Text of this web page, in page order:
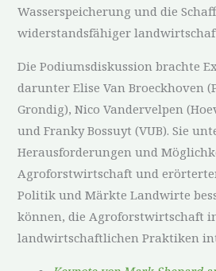
Wasserspeicherung und die
widerstandsfähiger
Die Podiumsdiskussion brachte
darunter Elise Van Broeckhoven
Grondig), Nico Vandervelpen
und Franky Bossuyt (VUB). Sie
Herausforderungen und
Agroforstwirtschaft und
Politik und Märkte Landwirte
können, die Agroforstwirtschaft
landwirtschaftlichen Praktiken